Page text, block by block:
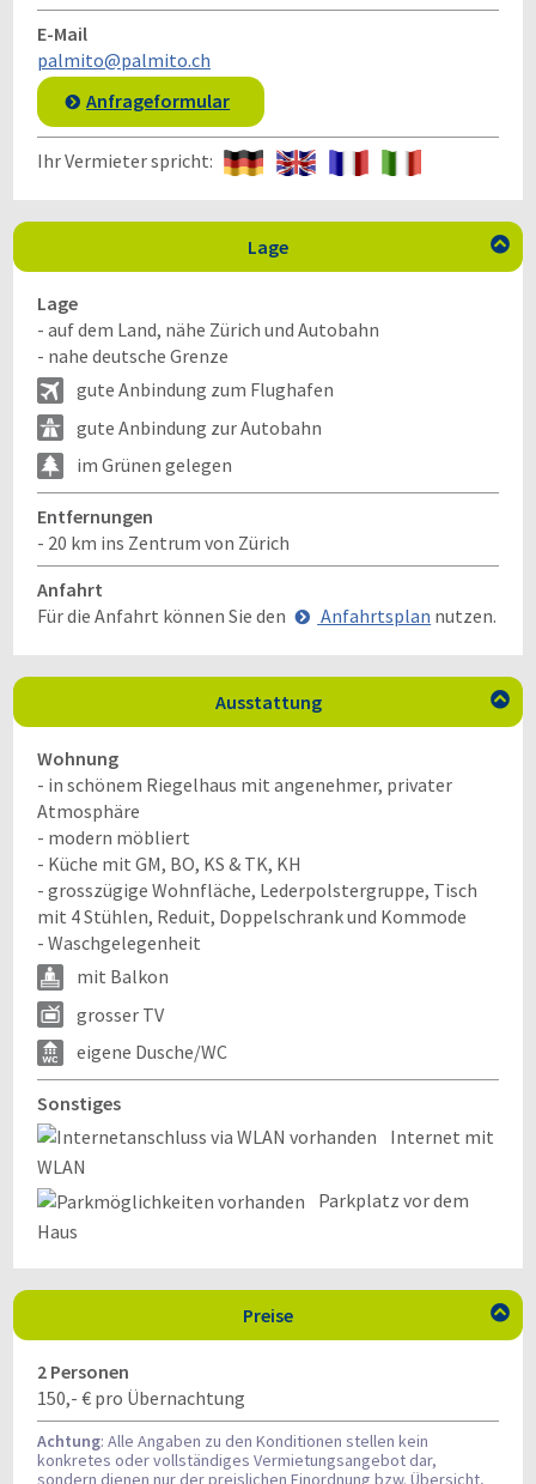
E-Mail
palmito@palmito.ch
Anfrageformular
Ihr Vermieter spricht:
Lage 
Lage
- auf dem Land, nähe Zürich und Autobahn
- nahe deutsche Grenze
gute Anbindung zum Flughafen
gute Anbindung zur Autobahn
im Grünen gelegen
Entfernungen
- 20 km ins Zentrum von Zürich
Anfahrt
Für die Anfahrt können Sie den
Anfahrtsplan nutzen.
Ausstattung 
Wohnung
- in schönem Riegelhaus mit angenehmer, privater
Atmosphäre
- modern möbliert
- Küche mit GM, BO, KS & TK, KH
- grosszügige Wohnfläche, Lederpolstergruppe, Tisch
mit 4 Stühlen, Reduit, Doppelschrank und Kommode
- Waschgelegenheit
mit Balkon
grosser TV
eigene Dusche/WC
Sonstiges
Internet mit
WLAN
Parkplatz vor dem
Haus
Preise 
2 Personen
150,- € pro Übernachtung
Achtung: Alle Angaben zu den Konditionen stellen kein
konkretes oder vollständiges Vermietungsangebot dar,
sondern dienen nur der preislichen Einordnung bzw. Übersicht,